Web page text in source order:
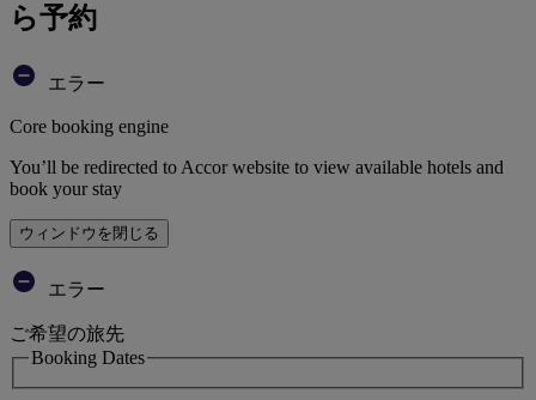
ら予約
エラー
Core booking engine
You’ll be redirected to Accor website to view available hotels and
book your stay
ウィンドウを閉じる
エラー
ご希望の旅先
Booking Dates